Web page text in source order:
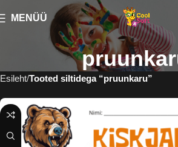
MENÜÜ
Esileht Tooted siltidega “pruunkaru”